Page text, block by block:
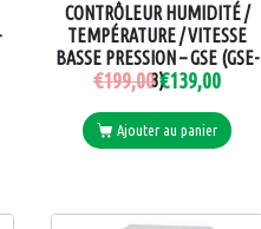
CONTRÔLEUR HUMIDITÉ /
TEMPÉRATURE / VITESSE
BASSE PRESSION – GSE (GSE-
3)
€199,00€139,00
Ajouter au panier